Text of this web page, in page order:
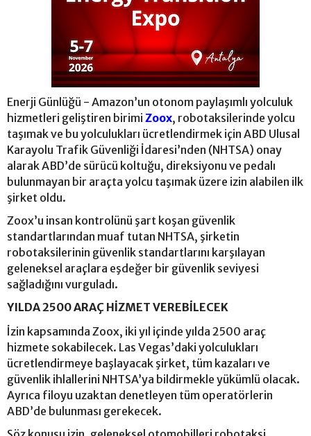
Enerji Günlüğü - Amazon’un otonom paylaşımlı yolculuk
hizmetleri geliştiren birimi Zoox, robotaksilerinde yolcu
taşımak ve bu yolculukları ücretlendirmek için ABD Ulusal
Karayolu Trafik Güvenliği İdaresi’nden (NHTSA) onay
alarak ABD’de sürücü koltuğu, direksiyonu ve pedalı
bulunmayan bir araçta yolcu taşımak üzere izin alabilen ilk
şirket oldu.
Zoox’u insan kontrolünü şart koşan güvenlik
standartlarından muaf tutan NHTSA, şirketin
robotaksilerinin güvenlik standartlarını karşılayan
geleneksel araçlara eşdeğer bir güvenlik seviyesi
sağladığını vurguladı.
YILDA 2500 ARAÇ HİZMET VEREBİLECEK
İzin kapsamında Zoox, iki yıl içinde yılda 2500 araç
hizmete sokabilecek. Las Vegas’daki yolculukları
ücretlendirmeye başlayacak şirket, tüm kazaları ve
güvenlik ihlallerini NHTSA’ya bildirmekle yükümlü olacak.
Ayrıca filoyu uzaktan denetleyen tüm operatörlerin
ABD’de bulunması gerekecek.